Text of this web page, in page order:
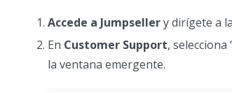
Accede a Jumpsellery dirígete a
En Customer Support, selecciona
la ventana emergente.